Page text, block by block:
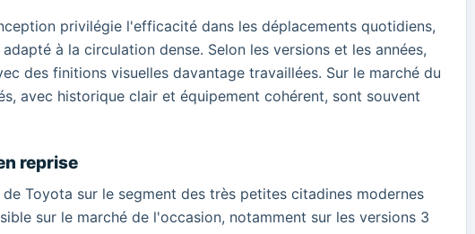
privilégie l'efficacité dans les déplacements quotidiens,
à la circulation dense. Selon les versions et les années,
des finitions visuelles davantage travaillées. Sur le marché du
avec historique clair et équipement cohérent, sont souvent
reprise
Toyota sur le segment des très petites citadines modernes
sur le marché de l'occasion, notamment sur les versions 3